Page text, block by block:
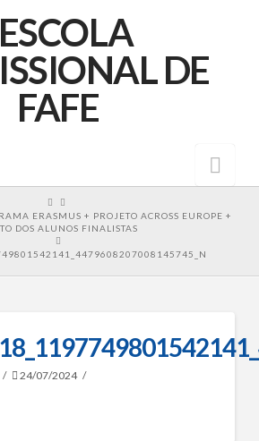
HOME
ERASMUS + PROJETO ACROSS EUROPE +
DOS ALUNOS FINALISTAS
24/07/2024